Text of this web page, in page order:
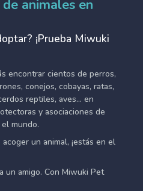
animales en
¡Prueba Miwuki
encontrar cientos de perros,
conejos, cobayas, ratas,
reptiles, aves... en
y asociaciones de
mundo.
un animal, ¡estás en el
un amigo. Con Miwuki Pet